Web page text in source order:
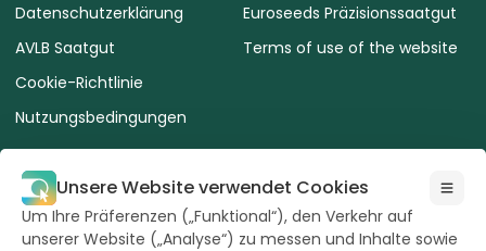
Datenschutzerklärung
AVLB Saatgut
Cookie-Richtlinie
Nutzungsbedingungen
Euroseeds Präzisionssaatgut
Terms of use of the website
Alle Rechte
Unsere Website verwendet Cookies
Um Ihre Präferenzen („Funktional“), den Verkehr auf
unserer Website („Analyse“) zu messen und Inhalte sowie